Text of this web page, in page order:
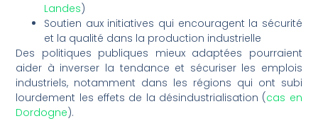
Landes)
Soutien aux initiatives qui encouragent la sécurité
et la qualité dans la production industrielle
Des politiques publiques mieux adaptées pourraient
aider à inverser la tendance et sécuriser les emplois
industriels, notamment dans les régions qui ont subi
lourdement les effets de la désindustrialisation (cas en
Dordogne).